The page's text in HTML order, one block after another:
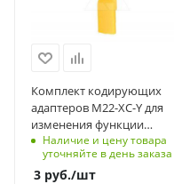
Количество в упаковке
Единицы измерения
шт
Комплект кодирующих
адаптеров M22-XC-Y для
изменения функции
фиксации переключателей
Наличие и цену товара
уточняйте в день заказа
3 руб./шт